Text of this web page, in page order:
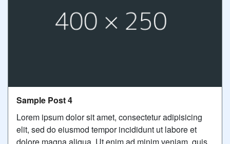
Sample Post 4
Lorem ipsum dolor sit amet, consectetur adipisicing
elit, sed do eiusmod tempor incididunt ut labore et